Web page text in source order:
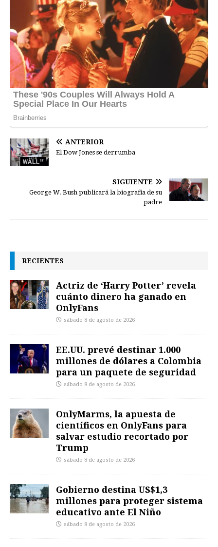
ANTERIOR
El Dow Jones se derrumba
SIGUIENTE
George W. Bush publicará la biografía de su
padre
RECIENTES
Actriz de ‘Harry Potter’ revela
cuánto dinero ha ganado en
OnlyFans
sábado 8 de agosto de 2026
EE.UU. prevé destinar 1.000
millones de dólares a Colombia
para un paquete de seguridad
sábado 8 de agosto de 2026
OnlyMarms, la apuesta de
científicos en OnlyFans para
salvar estudio recortado por
Trump
sábado 8 de agosto de 2026
Gobierno destina US$1,3
millones para proteger sistema
educativo ante El Niño
sábado 8 de agosto de 2026